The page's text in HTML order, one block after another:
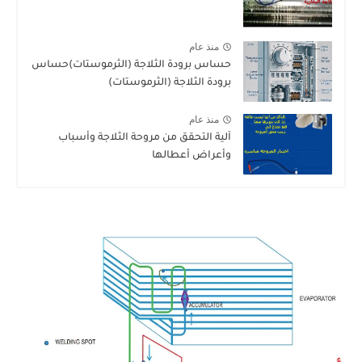
منذ عام
حساس برودة الثلاجة (الثرموستات)حساس
برودة الثلاجة (الثرموستات)
منذ عام
آلية التحقق من مروحة الثلاجة وأسباب
وأعراض أعطالها